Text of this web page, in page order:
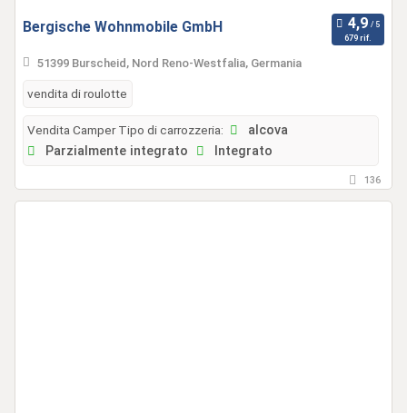
Bergische Wohnmobile GmbH
679 rif.
51399 Burscheid, Nord Reno-Westfalia, Germania
vendita di roulotte
Vendita Camper Tipo di carrozzeria:
alcova
Parzialmente integrato
Integrato
136